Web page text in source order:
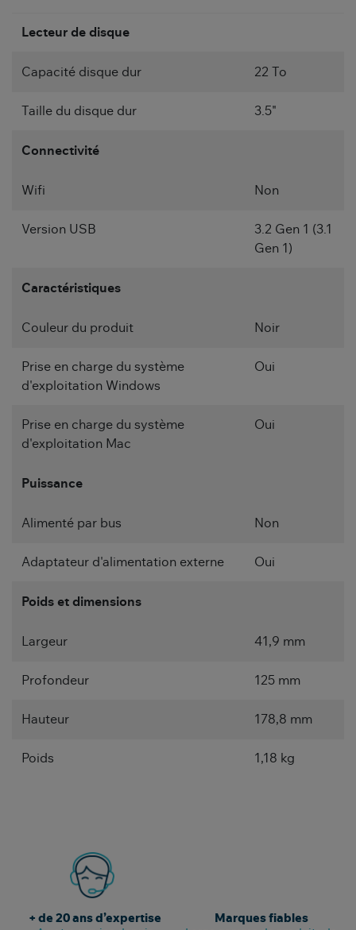
Lecteur de disque
Capacité disque dur 22 To
Taille du disque dur 3.5"
Connectivité
Wifi Non
Version USB
3.2 Gen 1 (3.1
Gen 1)
Caractéristiques
Couleur du produit Noir
Prise en charge du système
d'exploitation Windows
Oui
Prise en charge du système
d'exploitation Mac
Oui
Puissance
Alimenté par bus Non
Adaptateur d'alimentation externe Oui
Poids et dimensions
Largeur 41,9 mm
Profondeur 125 mm
Hauteur 178,8 mm
Poids 1,18 kg
+ de 20 ans d’expertise Marques fiables